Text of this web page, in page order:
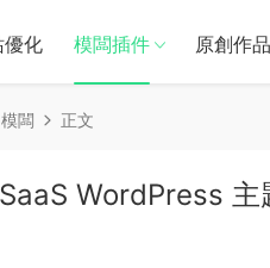
優化 模闆插件 原創作品
模闆 正文
WordPress 主